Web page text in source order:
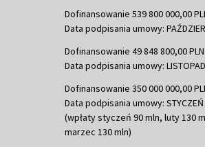
Dofinansowanie 539 800 000,00
Data podpisania umowy:
Dofinansowanie 49 848 800,00 PLN
Data podpisania umowy:
Dofinansowanie 350 000 000,00
Data podpisania umowy: STYCZEŃ
(wpłaty styczeń 90 mln, luty 130
marzec 130 mln)